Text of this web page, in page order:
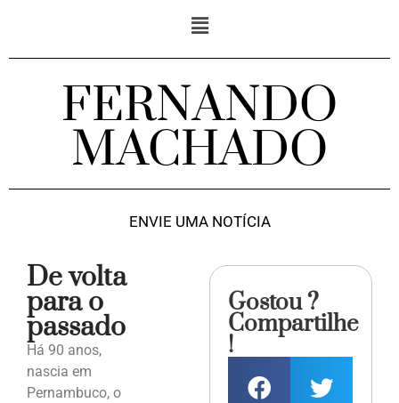
FERNANDO
MACHADO
ENVIE UMA NOTÍCIA
De volta
para o
passado
Há 90 anos,
nascia em
Pernambuco, o
Gostou ?
Compartilhe
!